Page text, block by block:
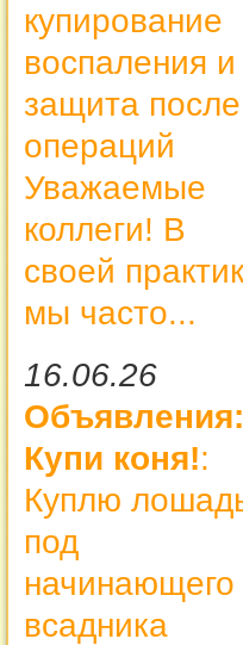
купирование
воспаления и
защита после
операций
Уважаемые
коллеги! В
своей
мы часто...
16.06.26
Объявления:
Купи коня!:
Куплю
под
начинающего
всадника